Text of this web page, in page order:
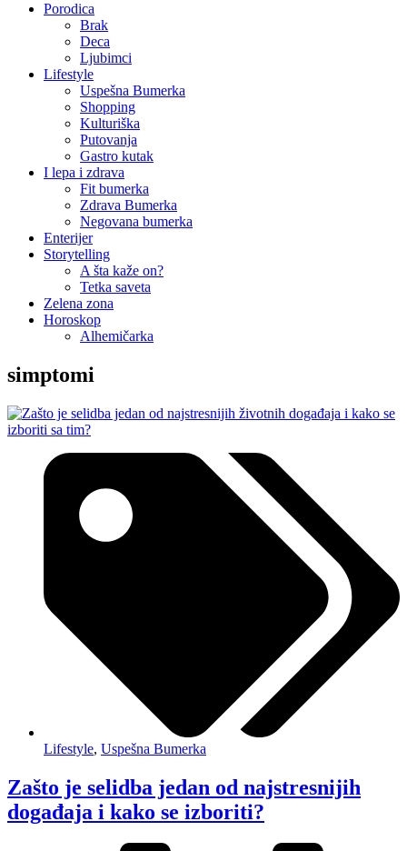
Porodica
Brak
Deca
Ljubimci
Lifestyle
Uspešna Bumerka
Shopping
Kulturiška
Putovanja
Gastro kutak
I lepa i zdrava
Fit bumerka
Zdrava Bumerka
Negovana bumerka
Enterijer
Storytelling
A šta kaže on?
Tetka saveta
Zelena zona
Horoskop
Alhemičarka
simptomi
Lifestyle, Uspešna Bumerka
Zašto je selidba jedan od najstresnijih
događaja i kako se izboriti?